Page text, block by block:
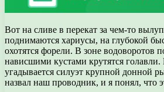
Вот на сливе в перекат за чем-то
поднимаются хариусы, на глубокой
охотятся форели. В зоне водоворотов
нависшими кустами крутятся
угадывается силуэт крупной донной
назвал наш проводник, и я понял, что